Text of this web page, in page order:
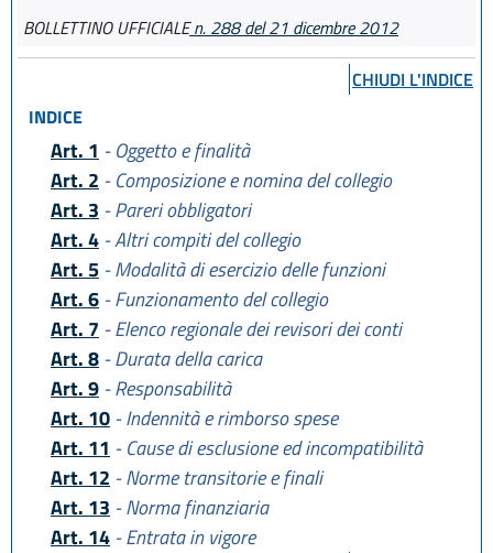
BOLLETTINO UFFICIALEn. 288 del 21 dicembre 2012
CHIUDI L'INDICE
INDICE
Art. 1 - Oggetto e finalità
Art. 2 - Composizione e nomina del collegio
Art. 3 - Pareri obbligatori
Art. 4 - Altri compiti del collegio
Art. 5 - Modalità di esercizio delle funzioni
Art. 6 - Funzionamento del collegio
Art. 7 - Elenco regionale dei revisori dei conti
Art. 8 - Durata della carica
Art. 9 - Responsabilità
Art. 10 - Indennità e rimborso spese
Art. 11 - Cause di esclusione ed incompatibilità
Art. 12 - Norme transitorie e finali
Art. 13 - Norma finanziaria
Art. 14 - Entrata in vigore